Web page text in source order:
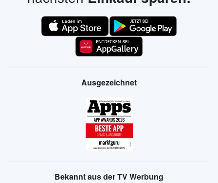
Ausgezeichnet
Bekannt aus der TV Werbung